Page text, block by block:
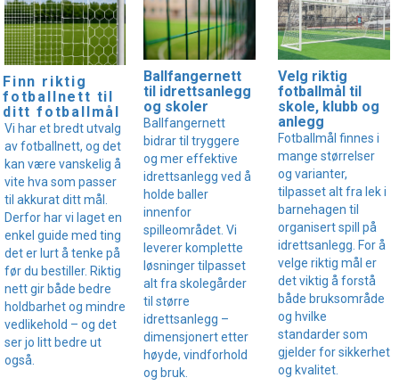
Finn riktig
fotballnett til
ditt fotballmål
Vi har et bredt utvalg
av fotballnett, og det
kan være vanskelig å
vite hva som passer
til akkurat ditt mål.
Derfor har vi laget en
enkel guide med ting
det er lurt å tenke på
før du bestiller. Riktig
nett gir både bedre
holdbarhet og mindre
vedlikehold – og det
ser jo litt bedre ut
også.
Ballfangernett
til idrettsanlegg
og skoler
Ballfangernett
bidrar til tryggere
og mer effektive
idrettsanlegg ved å
holde baller
innenfor
spilleområdet. Vi
leverer komplette
løsninger tilpasset
alt fra skolegårder
til større
idrettsanlegg –
dimensjonert etter
høyde, vindforhold
og bruk.
Velg riktig
fotballmål til
skole, klubb og
anlegg
Fotballmål finnes i
mange størrelser
og varianter,
tilpasset alt fra lek i
barnehagen til
organisert spill på
idrettsanlegg. For å
velge riktig mål er
det viktig å forstå
både bruksområde
og hvilke
standarder som
gjelder for sikkerhet
og kvalitet.